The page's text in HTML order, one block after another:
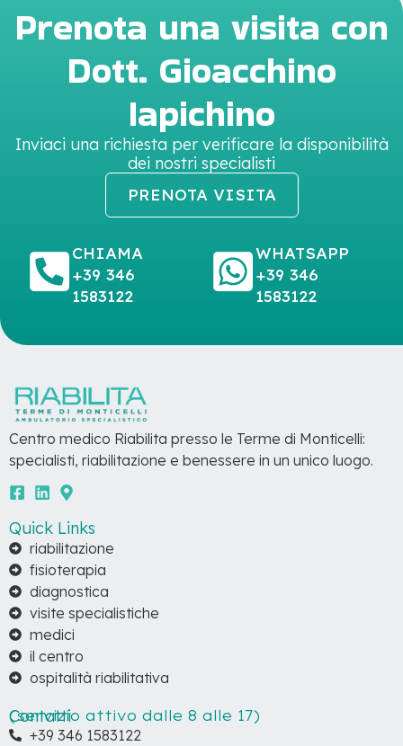
Prenota una visita con
Dott. Gioacchino
Iapichino
Inviaci una richiesta per verificare la disponibilità
dei nostri specialisti
PRENOTA VISITA
CHIAMA
+39 346
1583122
WHATSAPP
+39 346
1583122
Centro medico Riabilita presso le Terme di Monticelli:
specialisti, riabilitazione e benessere in un unico luogo.
Quick Links
riabilitazione
fisioterapia
diagnostica
visite specialistiche
medici
il centro
ospitalità riabilitativa
Contatti
(servizio attivo dalle 8 alle 17)
+39 346 1583122